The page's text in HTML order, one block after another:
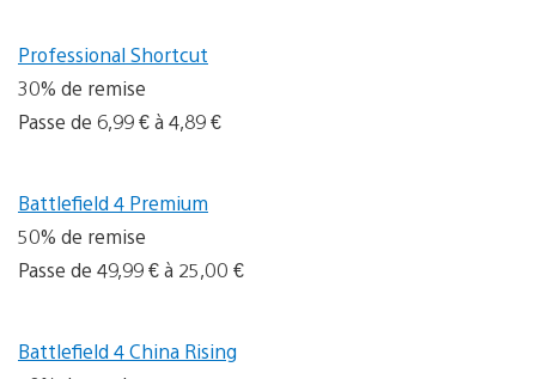
Professional Shortcut
30% de remise
Passe de 6,99 € à 4,89 €
Battlefield 4 Premium
50% de remise
Passe de 49,99 € à 25,00 €
Battlefield 4 China Rising